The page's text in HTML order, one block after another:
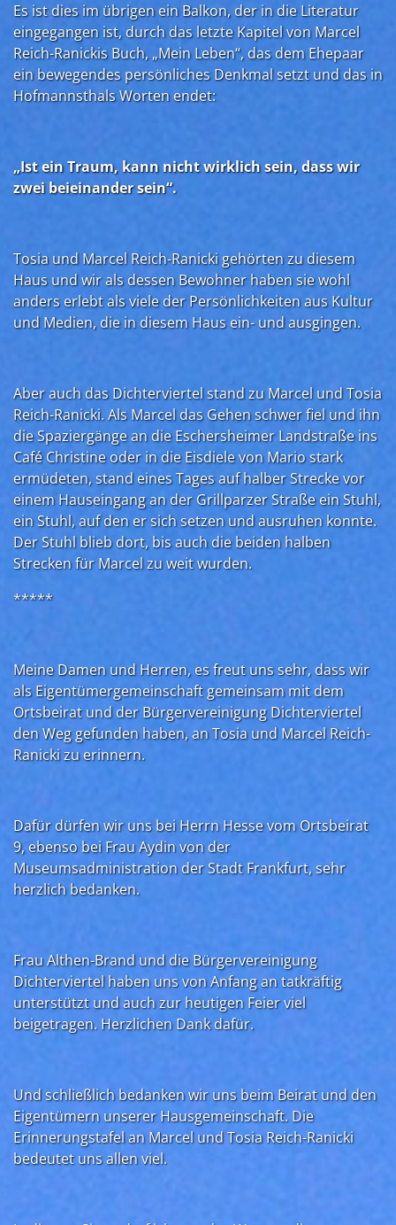
Es ist dies im übrigen ein Balkon, der in die Literatur
eingegangen ist, durch das letzte Kapitel von Marcel
Reich-Ranickis Buch, „Mein Leben“, das dem Ehepaar
ein bewegendes persönliches Denkmal setzt und das in
Hofmannsthals Worten endet:
„Ist ein Traum, kann nicht wirklich sein, dass wir
zwei beieinander sein“.
Tosia und Marcel Reich-Ranicki gehörten zu diesem
Haus und wir als dessen Bewohner haben sie wohl
anders erlebt als viele der Persönlichkeiten aus Kultur
und Medien, die in diesem Haus ein- und ausgingen.
Aber auch das Dichterviertel stand zu Marcel und Tosia
Reich-Ranicki. Als Marcel das Gehen schwer fiel und ihn
die Spaziergänge an die Eschersheimer Landstraße ins
Café Christine oder in die Eisdiele von Mario stark
ermüdeten, stand eines Tages auf halber Strecke vor
einem Hauseingang an der Grillparzer Straße ein Stuhl,
ein Stuhl, auf den er sich setzen und ausruhen konnte.
Der Stuhl blieb dort, bis auch die beiden halben
Strecken für Marcel zu weit wurden.
*****
Meine Damen und Herren, es freut uns sehr, dass wir
als Eigentümergemeinschaft gemeinsam mit dem
Ortsbeirat und der Bürgervereinigung Dichterviertel
den Weg gefunden haben, an Tosia und Marcel Reich-
Ranicki zu erinnern.
Dafür dürfen wir uns bei Herrn Hesse vom Ortsbeirat
9, ebenso bei Frau Aydin von der
Museumsadministration der Stadt Frankfurt, sehr
herzlich bedanken.
Frau Althen-Brand und die Bürgervereinigung
Dichterviertel haben uns von Anfang an tatkräftig
unterstützt und auch zur heutigen Feier viel
beigetragen. Herzlichen Dank dafür.
Und schließlich bedanken wir uns beim Beirat und den
Eigentümern unserer Hausgemeinschaft. Die
Erinnerungstafel an Marcel und Tosia Reich-Ranicki
bedeutet uns allen viel.